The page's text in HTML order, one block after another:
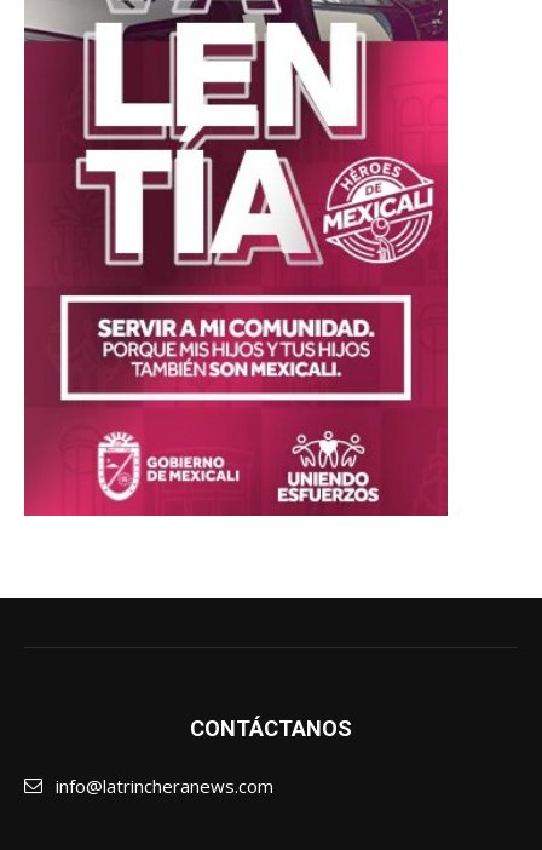
CONTÁCTANOS
info@latrincheranews.com